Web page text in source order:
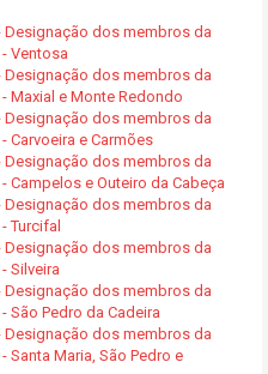
Designação dos membros da
Ventosa
Designação dos membros da
Maxial e Monte Redondo
Designação dos membros da
Carvoeira e Carmões
Designação dos membros da
Campelos e Outeiro da Cabeça
Designação dos membros da
Turcifal
Designação dos membros da
Silveira
Designação dos membros da
São Pedro da Cadeira
Designação dos membros da
Santa Maria, São Pedro e